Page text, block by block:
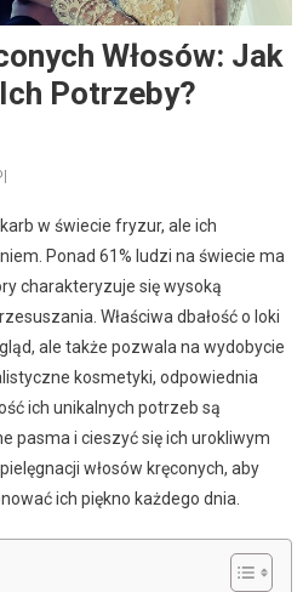
Włosów: Jak
Potrzeby?
w świecie fryzur, ale ich
Ponad 61% ludzi na świecie ma
charakteryzuje się wysoką
Właściwa dbałość o loki
ale także pozwala na wydobycie
kosmetyki, odpowiednia
ich unikalnych potrzeb są
pasma i cieszyć się ich urokliwym
włosów kręconych, aby
ich piękno każdego dnia.